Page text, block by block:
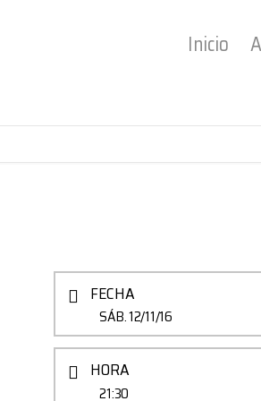
Inicio
FECHA
SÁB. 12/11/16
HORA
21:30